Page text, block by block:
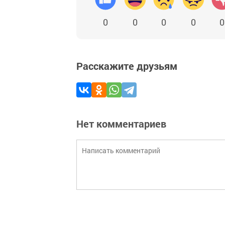
0 0 0 0 0
Расскажите друзьям
Нет комментариев